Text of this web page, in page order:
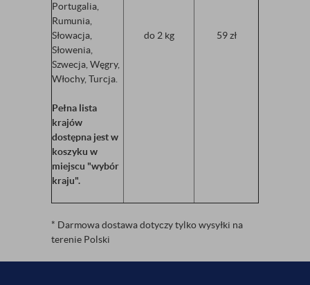
Portugalia,
Rumunia,
Słowacja,
Słowenia,
Szwecja, Węgry,
Włochy, Turcja.
Pełna lista
krajów
dostępna jest w
koszyku w
miejscu "wybór
kraju".
do 2 kg 59 zł
* Darmowa dostawa dotyczy tylko wysyłki na
terenie Polski